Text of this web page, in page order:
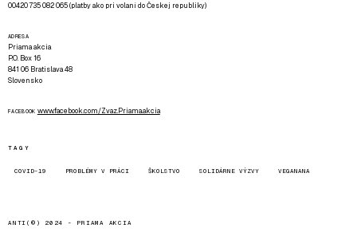
00420 735 082 065 (platby ako pri volaní do Českej republiky)
ADRESA
Priama akcia
P.O. Box 16
841 06 Bratislava 48
Slovensko
FACEBOOK www.facebook.com/Zvaz.Priama.akcia
TAGY
COVID-19 PROBLÉMY V PRÁCI ŠKOLSTVO SOLIDÁRNE VÝZVY VEGANANA
ANTI(©) 2024 - PRIAMA AKCIA